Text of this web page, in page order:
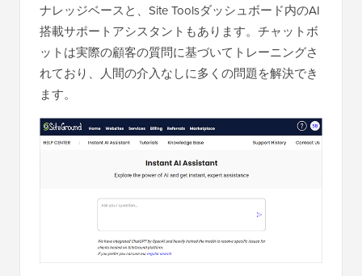
ナレッジベースと、Site Toolsダッシュボード内のAI
搭載サポートアシスタントもあります。チャットボ
ットは実際の顧客の質問に基づいてトレーニングさ
れており、人間の介入なしに多くの問題を解決でき
ます。